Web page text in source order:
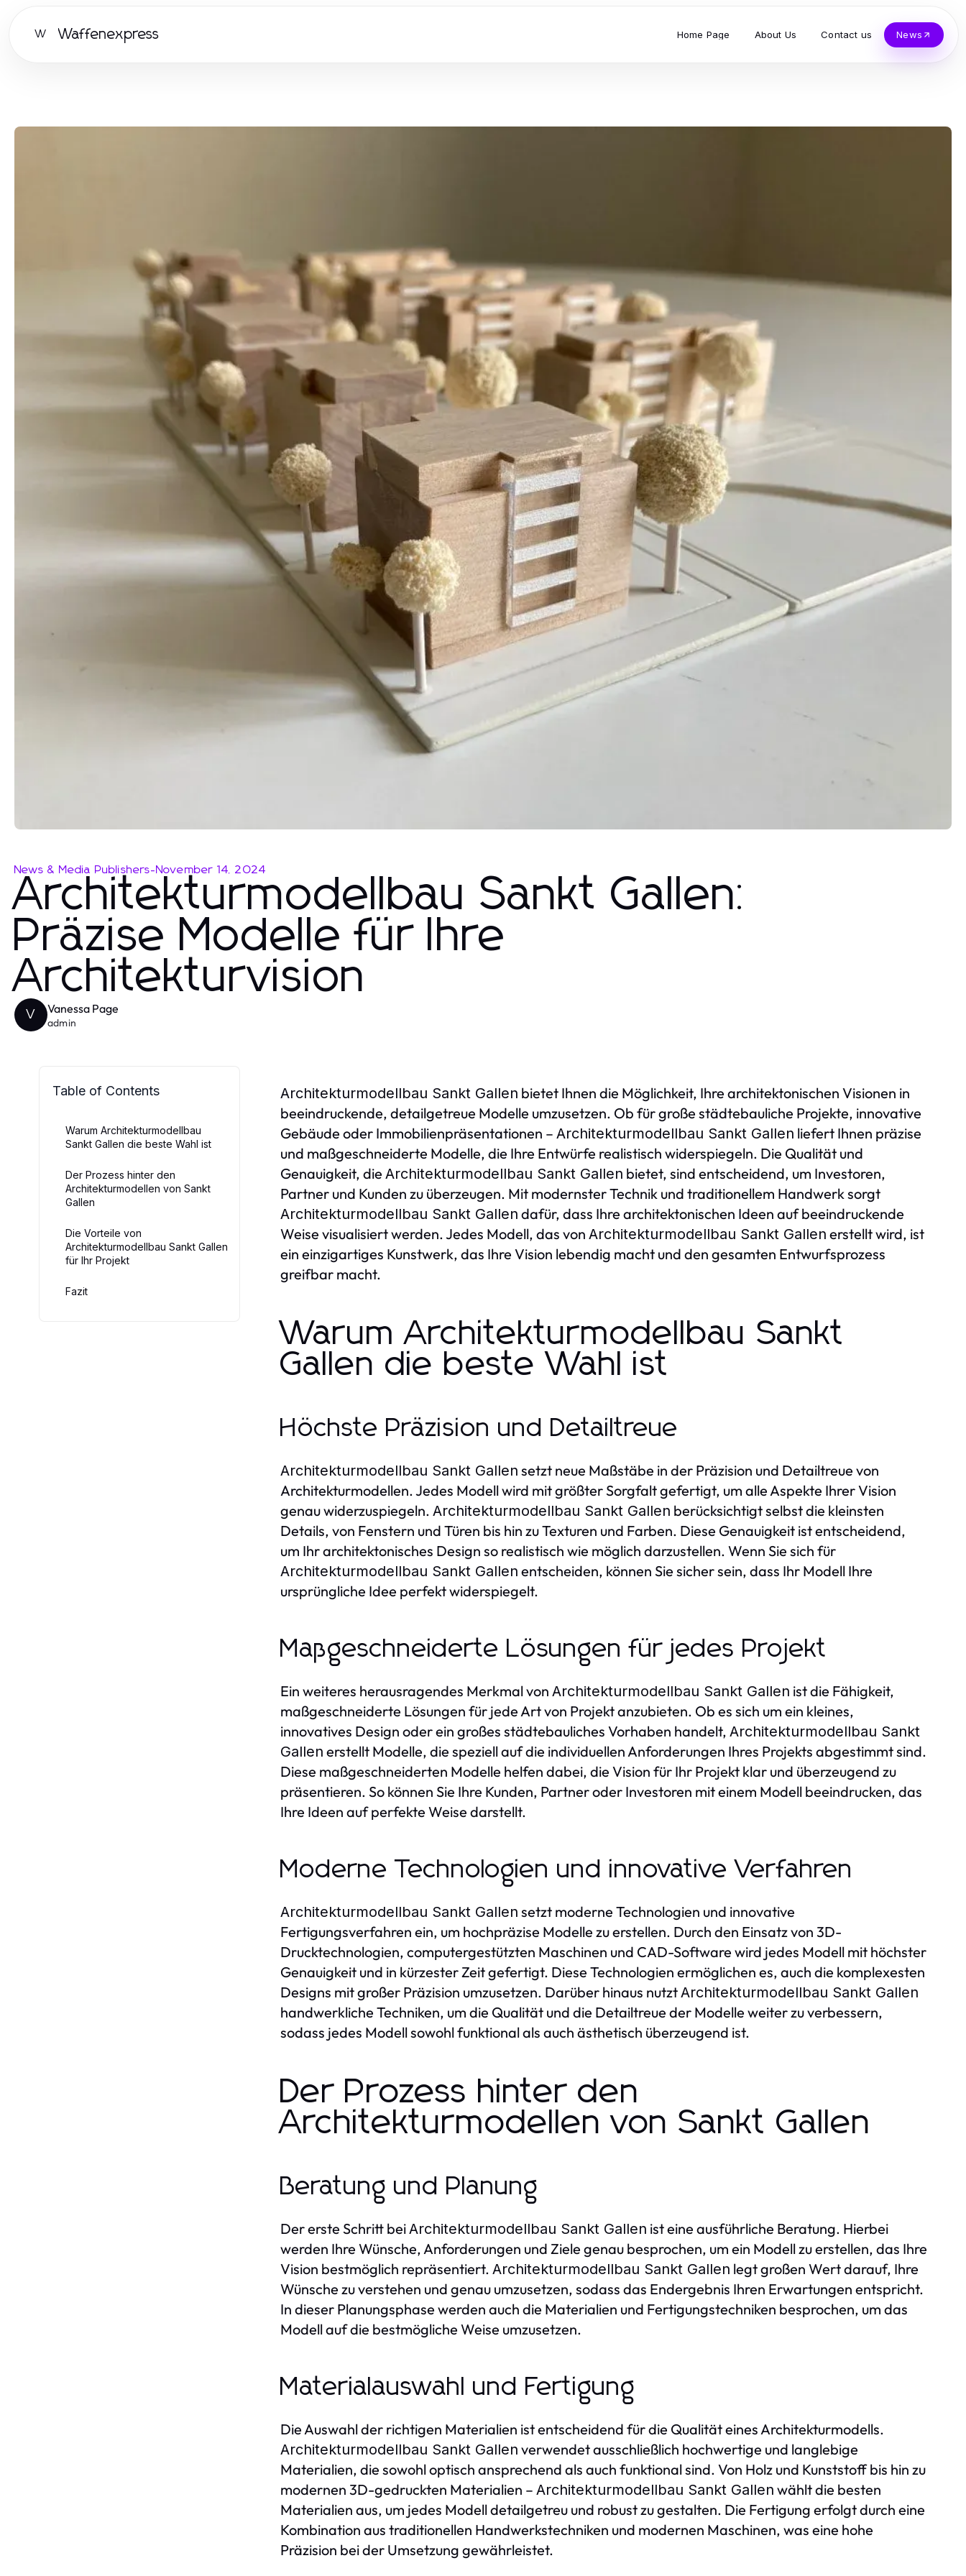
W Waffenexpress Home Page About Us Contact us News
News & Media Publishers-November 14, 2024
Architekturmodellbau Sankt Gallen:
Präzise Modelle für Ihre
Architekturvision
V Vanessa Page
admin
Table of Contents
Warum Architekturmodellbau
Sankt Gallen die beste Wahl ist
Der Prozess hinter den
Architekturmodellen von Sankt
Gallen
Die Vorteile von
Architekturmodellbau Sankt Gallen
für Ihr Projekt
Fazit
Architekturmodellbau Sankt Gallen bietet Ihnen die Möglichkeit, Ihre architektonischen Visionen in
beeindruckende, detailgetreue Modelle umzusetzen. Ob für große städtebauliche Projekte, innovative
Gebäude oder Immobilienpräsentationen – Architekturmodellbau Sankt Gallen liefert Ihnen präzise
und maßgeschneiderte Modelle, die Ihre Entwürfe realistisch widerspiegeln. Die Qualität und
Genauigkeit, die Architekturmodellbau Sankt Gallen bietet, sind entscheidend, um Investoren,
Partner und Kunden zu überzeugen. Mit modernster Technik und traditionellem Handwerk sorgt
Architekturmodellbau Sankt Gallen dafür, dass Ihre architektonischen Ideen auf beeindruckende
Weise visualisiert werden. Jedes Modell, das von Architekturmodellbau Sankt Gallen erstellt wird, ist
ein einzigartiges Kunstwerk, das Ihre Vision lebendig macht und den gesamten Entwurfsprozess
greifbar macht.
Warum Architekturmodellbau Sankt
Gallen die beste Wahl ist
Höchste Präzision und Detailtreue
Architekturmodellbau Sankt Gallen setzt neue Maßstäbe in der Präzision und Detailtreue von
Architekturmodellen. Jedes Modell wird mit größter Sorgfalt gefertigt, um alle Aspekte Ihrer Vision
genau widerzuspiegeln. Architekturmodellbau Sankt Gallen berücksichtigt selbst die kleinsten
Details, von Fenstern und Türen bis hin zu Texturen und Farben. Diese Genauigkeit ist entscheidend,
um Ihr architektonisches Design so realistisch wie möglich darzustellen. Wenn Sie sich für
Architekturmodellbau Sankt Gallen entscheiden, können Sie sicher sein, dass Ihr Modell Ihre
ursprüngliche Idee perfekt widerspiegelt.
Maßgeschneiderte Lösungen für jedes Projekt
Ein weiteres herausragendes Merkmal von Architekturmodellbau Sankt Gallen ist die Fähigkeit,
maßgeschneiderte Lösungen für jede Art von Projekt anzubieten. Ob es sich um ein kleines,
innovatives Design oder ein großes städtebauliches Vorhaben handelt, Architekturmodellbau Sankt
Gallen erstellt Modelle, die speziell auf die individuellen Anforderungen Ihres Projekts abgestimmt sind.
Diese maßgeschneiderten Modelle helfen dabei, die Vision für Ihr Projekt klar und überzeugend zu
präsentieren. So können Sie Ihre Kunden, Partner oder Investoren mit einem Modell beeindrucken, das
Ihre Ideen auf perfekte Weise darstellt.
Moderne Technologien und innovative Verfahren
Architekturmodellbau Sankt Gallen setzt moderne Technologien und innovative
Fertigungsverfahren ein, um hochpräzise Modelle zu erstellen. Durch den Einsatz von 3D-
Drucktechnologien, computergestützten Maschinen und CAD-Software wird jedes Modell mit höchster
Genauigkeit und in kürzester Zeit gefertigt. Diese Technologien ermöglichen es, auch die komplexesten
Designs mit großer Präzision umzusetzen. Darüber hinaus nutztArchitekturmodellbau Sankt Gallen
handwerkliche Techniken, um die Qualität und die Detailtreue der Modelle weiter zu verbessern,
sodass jedes Modell sowohl funktional als auch ästhetisch überzeugend ist.
Der Prozess hinter den
Architekturmodellen von Sankt Gallen
Beratung und Planung
Der erste Schritt beiArchitekturmodellbau Sankt Gallen ist eine ausführliche Beratung. Hierbei
werden Ihre Wünsche, Anforderungen und Ziele genau besprochen, um ein Modell zu erstellen, das Ihre
Vision bestmöglich repräsentiert. Architekturmodellbau Sankt Gallen legt großen Wert darauf, Ihre
Wünsche zu verstehen und genau umzusetzen, sodass das Endergebnis Ihren Erwartungen entspricht.
In dieser Planungsphase werden auch die Materialien und Fertigungstechniken besprochen, um das
Modell auf die bestmögliche Weise umzusetzen.
Materialauswahl und Fertigung
Die Auswahl der richtigen Materialien ist entscheidend für die Qualität eines Architekturmodells.
Architekturmodellbau Sankt Gallen verwendet ausschließlich hochwertige und langlebige
Materialien, die sowohl optisch ansprechend als auch funktional sind. Von Holz und Kunststoff bis hin zu
modernen 3D-gedruckten Materialien – Architekturmodellbau Sankt Gallen wählt die besten
Materialien aus, um jedes Modell detailgetreu und robust zu gestalten. Die Fertigung erfolgt durch eine
Kombination aus traditionellen Handwerkstechniken und modernen Maschinen, was eine hohe
Präzision bei der Umsetzung gewährleistet.